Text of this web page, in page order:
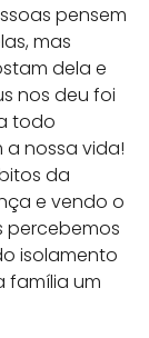
pensem
mas
dela e
nos deu foi
todo
nossa vida!
da
e vendo o
percebemos
isolamento
família um